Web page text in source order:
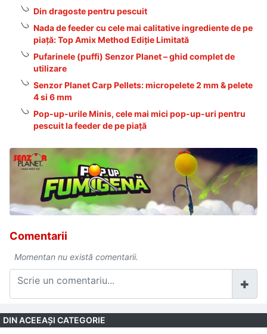
Din dragoste pentru pescuit
Nada de feeder cu cele mai calitative ingrediente de pe
piață: Top Amix Method Ediție Limitată
Pufarinele (puffi) Senzor Planet – ghid complet de
utilizare
Senzor Planet Carp Pellets: micropelete 2 mm & pelete
4 si 6 mm
Pop-up-urile Minis, cele mai mici pop-up-uri pentru
pescuit la feeder de pe piață
Comentarii
Momentan nu există comentarii.
DIN ACEEAŞI CATEGORIE